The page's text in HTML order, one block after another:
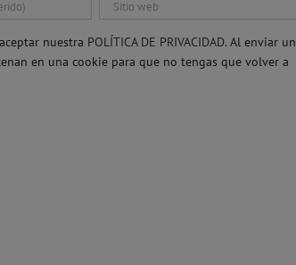
nuestra POLÍTICA DE PRIVACIDAD.Al enviar un
en una cookie para que no tengas que volver a